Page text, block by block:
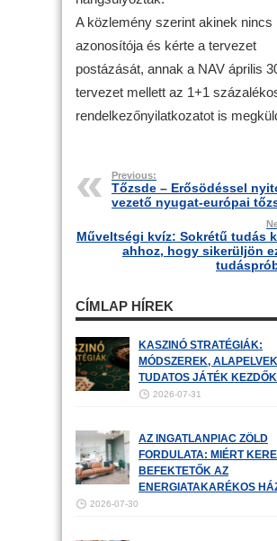
A közlemény szerint akinek nincs
azonosítója és kérte a tervezet
postázását, annak a NAV április
tervezet mellett az 1+1
rendelkezőnyilatkozatot is
Previous:
Tőzsde – Erősödéssel
vezető nyugat-európai
Műveltségi kvíz: Sokrétű tudás
ahhoz, hogy sikerüljön
CÍMLAP HÍREK
KASZINÓ STRATÉGIÁK:
MÓDSZEREK,
TUDATOS JÁTÉK
2026-07-31
AZ INGATLANPIAC ZÖLD
FORDULATA: MIÉRT
BEFEKTETŐK AZ
ENERGIATAKARÉKOS
2026-07-30